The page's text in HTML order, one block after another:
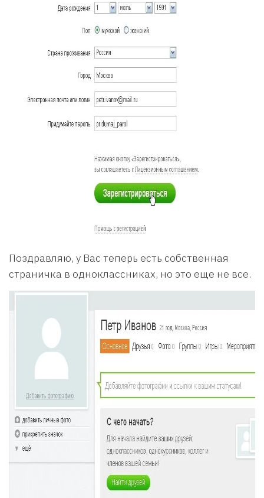
Поздравляю, у Вас теперь есть собственная
страничка в одноклассниках, но это еще не все.